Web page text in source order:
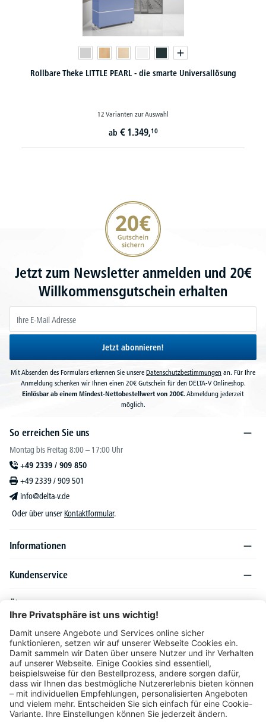
Rollbare Theke LITTLE PEARL - die smarte Universallösung
12 Varianten zur Auswahl
ab € 1.349,10
20€ Gutschein sichern
Jetzt zum Newsletter anmelden und 20€
Willkommensgutschein erhalten
Jetzt abonnieren!
Mit Absenden des Formulars erkennen Sie unsere Datenschutzbestimmungen an. Für Ihre
Anmeldung schenken wir Ihnen einen 20€ Gutschein für den DELTA-V Onlineshop.
Einlösbar ab einem Mindest-Nettobestellwert von 200€.Abmeldung jederzeit
möglich.
So erreichen Sie uns
Montag bis Freitag 8:00 – 17:00 Uhr
+49 2339 / 909 850
+49 2339 / 909 501
info@delta-v.de
Oder über unser Kontaktformular.
Informationen
Kundenservice
Über DELTA-V
Produktsortiment
Ratgeber
Folgen Sie uns auch auf